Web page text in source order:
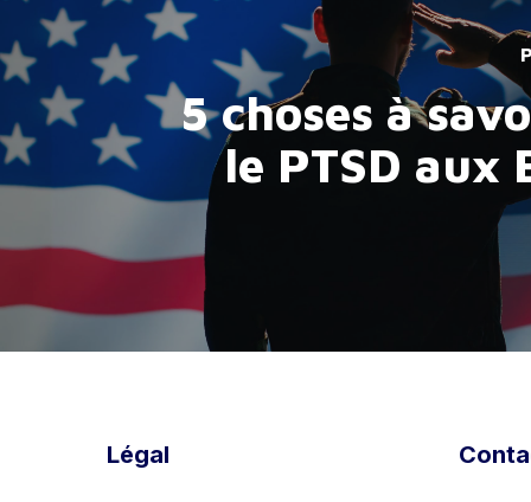
5 choses à
le PTSD aux
Légal